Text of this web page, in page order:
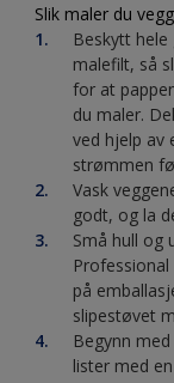
Slik maler du
Beskytt
malefilt, så
for at
du maler.
ved hjelp av
strømmen
Vask
godt, og la
Små hull og
på
slipestøvet
Begynn
lister med